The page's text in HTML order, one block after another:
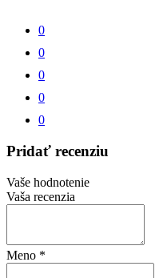
0
0
0
0
0
Pridať recenziu
Vaše hodnotenie
Vaša recenzia
Meno *